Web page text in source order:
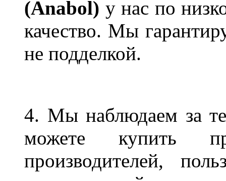
(Anabol) у нас по
качество. Мы
не подделкой.
4. Мы наблюдаем за
можете купить
производителей,